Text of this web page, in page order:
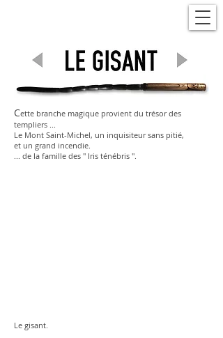
Cette branche magique provient du trésor des
templiers ...
Le Mont Saint-Michel, un inquisiteur sans pitié,
et un grand incendie.
... de la famille des " Iris ténébris ".
Le gisant.